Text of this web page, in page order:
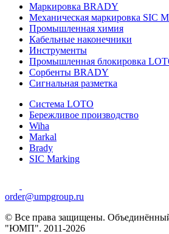
Маркировка BRADY
Механическая маркировка SIC
Промышленная химия
Кабельные наконечники
Инструменты
Промышленная блокировка
Сорбенты BRADY
Сигнальная разметка
Система LOTO
Бережливое производство
Wiha
Markal
Brady
SIC Marking
order@umpgroup.ru
© Все права защищены.
"ЮМП". 2011-2026